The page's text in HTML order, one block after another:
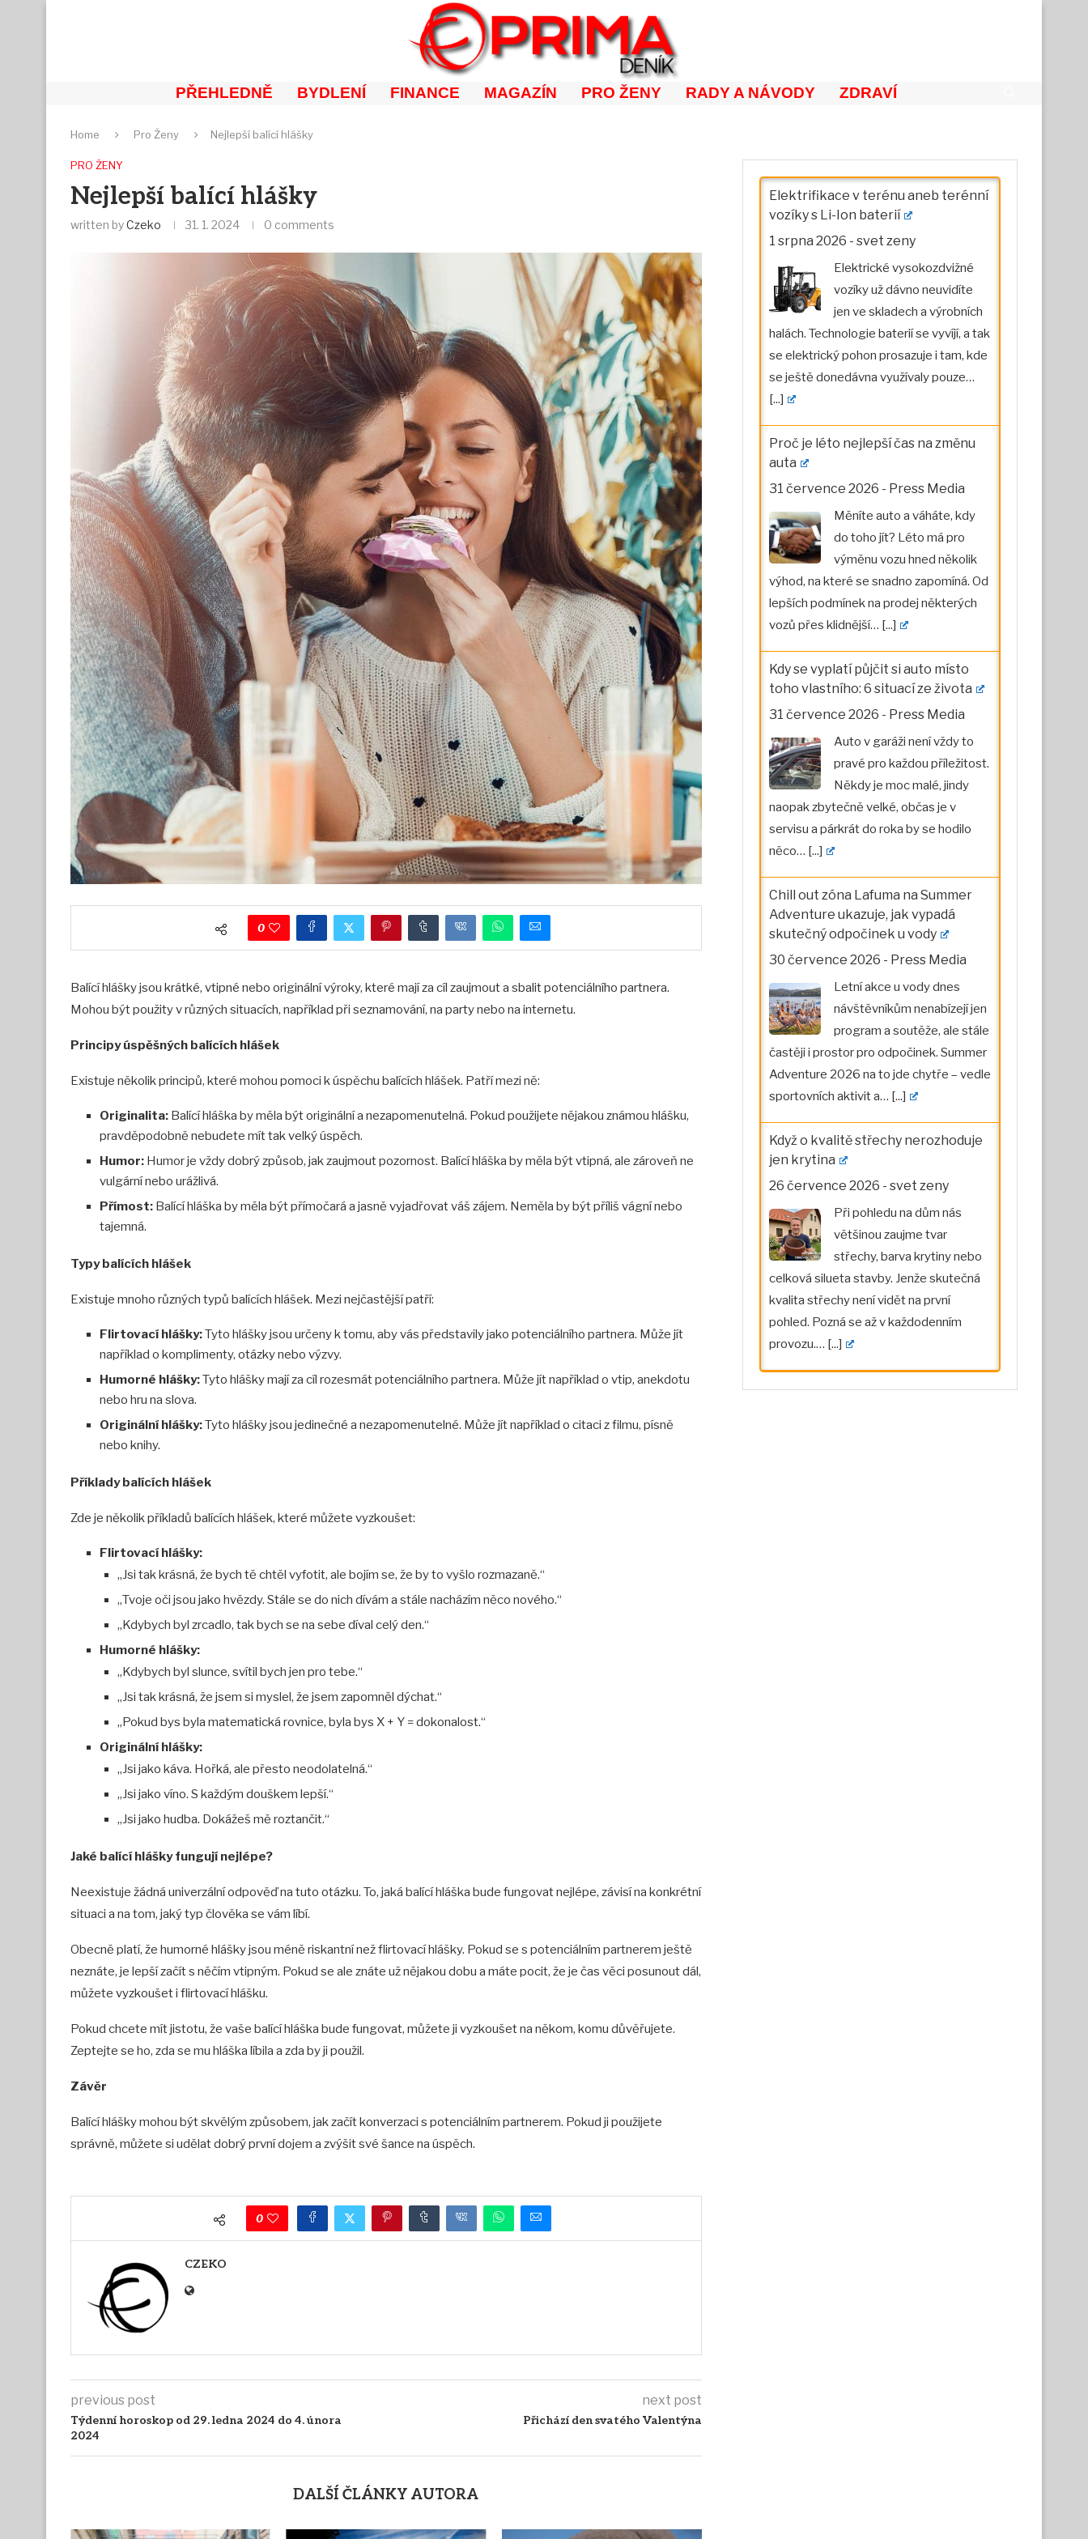
PŘEHLEDNĚ BYDLENÍ FINANCE MAGAZÍN PRO ŽENY RADY A NÁVODY ZDRAVÍ
Home Pro Ženy Nejlepší balící hlášky
PRO ŽENY
Nejlepší balící hlášky
written byCzeko 31. 1. 2024 0 comments
0
Balící hlášky jsou krátké, vtipné nebo originální výroky, které mají za cíl zaujmout a sbalit potenciálního partnera.
Mohou být použity v různých situacích, například při seznamování, na party nebo na internetu.
Principy úspěšných balících hlášek
Existuje několik principů, které mohou pomoci k úspěchu balících hlášek. Patří mezi ně:
Originalita: Balící hláška by měla být originální a nezapomenutelná. Pokud použijete nějakou známou hlášku,
pravděpodobně nebudete mít tak velký úspěch.
Humor: Humor je vždy dobrý způsob, jak zaujmout pozornost. Balící hláška by měla být vtipná, ale zároveň ne
vulgární nebo urážlivá.
Přímost: Balící hláška by měla být přímočará a jasně vyjadřovat váš zájem. Neměla by být příliš vágní nebo
tajemná.
Typy balících hlášek
Existuje mnoho různých typů balících hlášek. Mezi nejčastější patří:
Flirtovací hlášky:Tyto hlášky jsou určeny k tomu, aby vás představily jako potenciálního partnera. Může jít
například o komplimenty, otázky nebo výzvy.
Humorné hlášky:Tyto hlášky mají za cíl rozesmát potenciálního partnera. Může jít například o vtip, anekdotu
nebo hru na slova.
Originální hlášky:Tyto hlášky jsou jedinečné a nezapomenutelné. Může jít například o citaci z filmu, písně
nebo knihy.
Příklady balících hlášek
Zde je několik příkladů balících hlášek, které můžete vyzkoušet:
Flirtovací hlášky:
„Jsi tak krásná, že bych tě chtěl vyfotit, ale bojím se, že by to vyšlo rozmazaně.“
„Tvoje oči jsou jako hvězdy. Stále se do nich dívám a stále nacházím něco nového.“
„Kdybych byl zrcadlo, tak bych se na sebe díval celý den.“
Humorné hlášky:
„Kdybych byl slunce, svítil bych jen pro tebe.“
„Jsi tak krásná, že jsem si myslel, že jsem zapomněl dýchat.“
„Pokud bys byla matematická rovnice, byla bys X + Y = dokonalost.“
Originální hlášky:
„Jsi jako káva. Hořká, ale přesto neodolatelná.“
„Jsi jako víno. S každým douškem lepší.“
„Jsi jako hudba. Dokážeš mě roztančit.“
Jaké balící hlášky fungují nejlépe?
Neexistuje žádná univerzální odpověď na tuto otázku. To, jaká balící hláška bude fungovat nejlépe, závisí na konkrétní
situaci a na tom, jaký typ člověka se vám líbí.
Obecně platí, že humorné hlášky jsou méně riskantní než flirtovací hlášky. Pokud se s potenciálním partnerem ještě
neznáte, je lepší začít s něčím vtipným. Pokud se ale znáte už nějakou dobu a máte pocit, že je čas věci posunout dál,
můžete vyzkoušet i flirtovací hlášku.
Pokud chcete mít jistotu, že vaše balící hláška bude fungovat, můžete ji vyzkoušet na někom, komu důvěřujete.
Zeptejte se ho, zda se mu hláška líbila a zda by ji použil.
Závěr
Balící hlášky mohou být skvělým způsobem, jak začít konverzaci s potenciálním partnerem. Pokud ji použijete
správně, můžete si udělat dobrý první dojem a zvýšit své šance na úspěch.
0
CZEKO
previous post
Týdenní horoskop od 29. ledna 2024 do 4. února
2024
next post
Přichází den svatého Valentýna
DALŠÍ ČLÁNKY AUTORA
Elektrifikace v terénu aneb terénní
vozíky s Li-Ion baterií
1 srpna 2026 - svet zeny
Elektrické vysokozdvižné
vozíky už dávno neuvidíte
jen ve skladech a výrobních
halách. Technologie baterií se vyvíjí, a tak
se elektrický pohon prosazuje i tam, kde
se ještě donedávna využívaly pouze…
[...]
Proč je léto nejlepší čas na změnu
auta
31 července 2026 - Press Media
Měníte auto a váháte, kdy
do toho jít? Léto má pro
výměnu vozu hned několik
výhod, na které se snadno zapomíná. Od
lepších podmínek na prodej některých
vozů přes klidnější… [...]
Kdy se vyplatí půjčit si auto místo
toho vlastního: 6 situací ze života
31 července 2026 - Press Media
Auto v garáži není vždy to
pravé pro každou příležitost.
Někdy je moc malé, jindy
naopak zbytečně velké, občas je v
servisu a párkrát do roka by se hodilo
něco… [...]
Chill out zóna Lafuma na Summer
Adventure ukazuje, jak vypadá
skutečný odpočinek u vody
30 července 2026 - Press Media
Letní akce u vody dnes
návštěvníkům nenabízejí jen
program a soutěže, ale stále
častěji i prostor pro odpočinek. Summer
Adventure 2026 na to jde chytře – vedle
sportovních aktivit a… [...]
Když o kvalitě střechy nerozhoduje
jen krytina
26 července 2026 - svet zeny
Při pohledu na dům nás
většinou zaujme tvar
střechy, barva krytiny nebo
celková silueta stavby. Jenže skutečná
kvalita střechy není vidět na první
pohled. Pozná se až v každodenním
provozu.… [...]